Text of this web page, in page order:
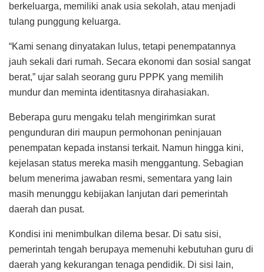
berkeluarga, memiliki anak usia sekolah, atau menjadi
tulang punggung keluarga.
“Kami senang dinyatakan lulus, tetapi penempatannya
jauh sekali dari rumah. Secara ekonomi dan sosial sangat
berat,” ujar salah seorang guru PPPK yang memilih
mundur dan meminta identitasnya dirahasiakan.
Beberapa guru mengaku telah mengirimkan surat
pengunduran diri maupun permohonan peninjauan
penempatan kepada instansi terkait. Namun hingga kini,
kejelasan status mereka masih menggantung. Sebagian
belum menerima jawaban resmi, sementara yang lain
masih menunggu kebijakan lanjutan dari pemerintah
daerah dan pusat.
Kondisi ini menimbulkan dilema besar. Di satu sisi,
pemerintah tengah berupaya memenuhi kebutuhan guru di
daerah yang kekurangan tenaga pendidik. Di sisi lain,